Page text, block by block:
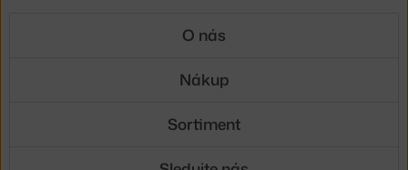
O nás
Nákup
Sortiment